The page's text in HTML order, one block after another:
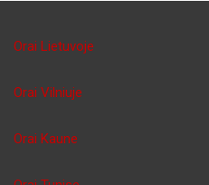
Orai Lietuvoje
Orai Vilniuje
Orai Kaune